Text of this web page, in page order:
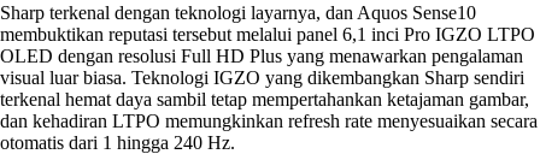
Sharp terkenal dengan teknologi layarnya, dan Aquos Sense10
membuktikan reputasi tersebut melalui panel 6,1 inci Pro IGZO LTPO
OLED dengan resolusi Full HD Plus yang menawarkan pengalaman
visual luar biasa. Teknologi IGZO yang dikembangkan Sharp sendiri
terkenal hemat daya sambil tetap mempertahankan ketajaman gambar,
dan kehadiran LTPO memungkinkan refresh rate menyesuaikan secara
otomatis dari 1 hingga 240 Hz.